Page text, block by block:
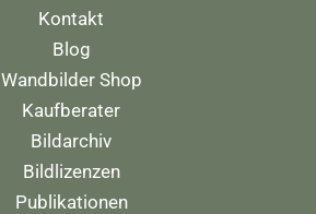
Kontakt
Blog
Wandbilder Shop
Kaufberater
Bildarchiv
Bildlizenzen
Publikationen